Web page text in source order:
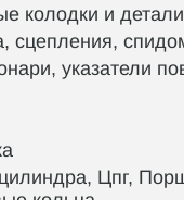
колодки и
сцепления,
указатели
Цпг,